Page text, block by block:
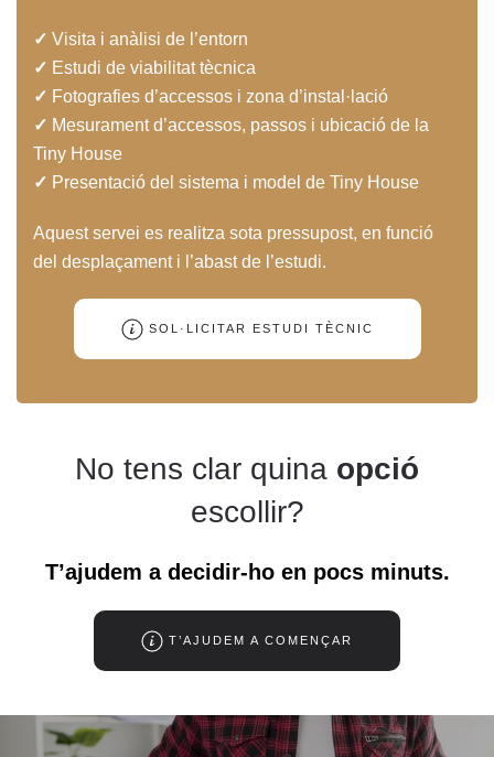
✓ Visita i anàlisi de l’entorn
✓ Estudi de viabilitat tècnica
✓ Fotografies d’accessos i zona d’instal·lació
✓ Mesurament d’accessos, passos i ubicació de la
Tiny House
✓ Presentació del sistema i model de Tiny House
Aquest servei es realitza sota pressupost, en funció
del desplaçament i l’abast de l’estudi.
SOL·LICITAR ESTUDI TÈCNIC
No tens clar quina opció
escollir?
T’ajudem a decidir-ho en pocs minuts.
T’AJUDEM A COMENÇAR